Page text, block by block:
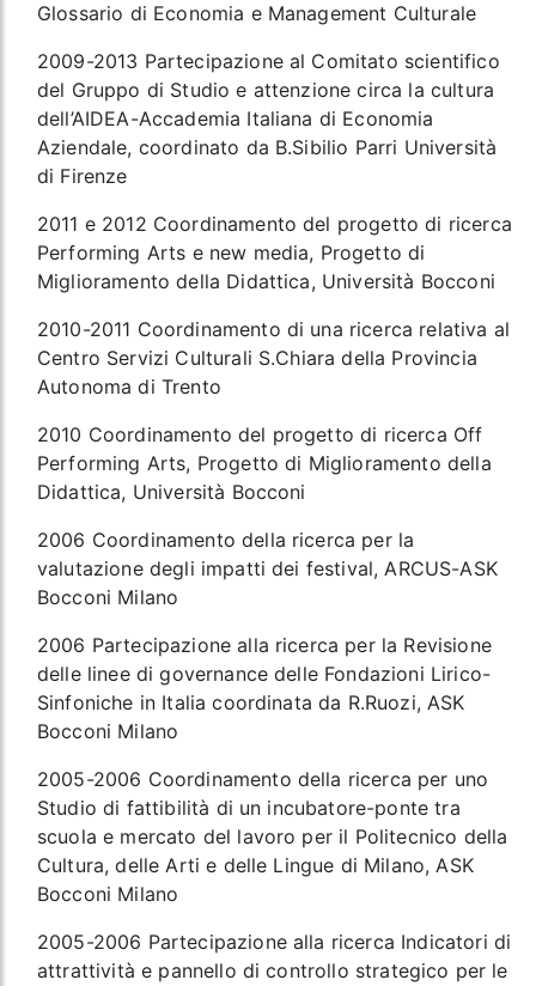
Glossario di Economia e Management Culturale
2009-2013 Partecipazione al Comitato scientifico
del Gruppo di Studio e attenzione circa la cultura
dell’AIDEA-Accademia Italiana di Economia
Aziendale, coordinato da B.Sibilio Parri Università
di Firenze
2011 e 2012 Coordinamento del progetto di ricerca
Performing Arts e new media, Progetto di
Miglioramento della Didattica, Università Bocconi
2010-2011 Coordinamento di una ricerca relativa al
Centro Servizi Culturali S.Chiara della Provincia
Autonoma di Trento
2010 Coordinamento del progetto di ricerca Off
Performing Arts, Progetto di Miglioramento della
Didattica, Università Bocconi
2006 Coordinamento della ricerca per la
valutazione degli impatti dei festival, ARCUS-ASK
Bocconi Milano
2006 Partecipazione alla ricerca per la Revisione
delle linee di governance delle Fondazioni Lirico-
Sinfoniche in Italia coordinata da R.Ruozi, ASK
Bocconi Milano
2005-2006 Coordinamento della ricerca per uno
Studio di fattibilità di un incubatore-ponte tra
scuola e mercato del lavoro per il Politecnico della
Cultura, delle Arti e delle Lingue di Milano, ASK
Bocconi Milano
2005-2006 Partecipazione alla ricerca Indicatori di
attrattività e pannello di controllo strategico per le